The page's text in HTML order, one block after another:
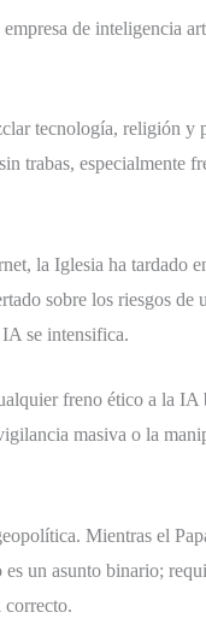
de inteligencia
tecnología, religión y
trabas, especialmente
la Iglesia ha tardado
sobre los riesgos
se intensifica.
freno ético a la
masiva o la
Mientras el
un asunto binario;
correcto.